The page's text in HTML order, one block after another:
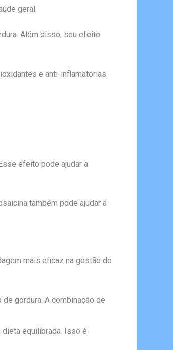
geral.
Além disso, seu efeito
e anti-inflamatórias.
efeito pode ajudar a
também pode ajudar a
mais eficaz na gestão do
gordura. A combinação de
equilibrada. Isso é